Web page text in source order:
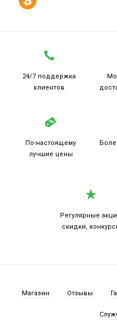
24/7 поддержка
клиентов
По-настоящему
лучшие цены
Регулярные
скидки,
Магазин Отзывы